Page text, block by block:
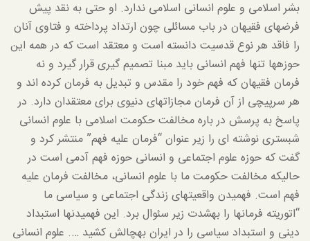
بشر اسلامی و علوم انسانی اسلامی ندارد. او حتی به نقد پیش
فرض­های فقیهان در باب مسائلی چون ارتداد پرداخته و فتاوی آنان
را فاقد هر نوع قدسیت دانسته است و معتقد است که در همه این
حوزه­ها تنها فهم انسانی باید مبنا تصمیم گیری قرار گیرد و نه
فرمان فقیهان که فهم خود را مقدس و تبدیل به فرمان کرده اند و
هر سرپیچی از آن فرمان مجازات­های دنیوی برای معتقدان دارد. در
پاسخ به پرسش در باره مخالفت حکومت اسلامی با علوم انسانی
شبستری نوشته ای را زیر عنوان “فرمان علیه فهم” منتشر کرد و
گفت که حوزه علوم اجتماعی و انسانی حوزه فهم آدمی است در
حالیکه مخالفت حکومت ما با علوم انسانی، مخالفت فرمان علیه
فهم است. فهمیدن واقعیت­های زندگی اجتماعی و سیاسی ما
“اتوریته فرمان­ها را به­شدت زیر سئوال برد. این فهمیدن­ها استبداد
دینی و استبداد سیاسی را در ایران به­چالش کشید …. علوم انسانی